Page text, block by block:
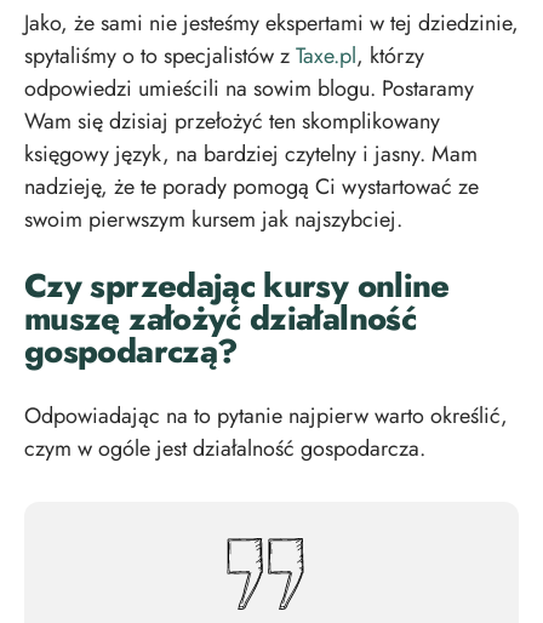
Jako, że sami nie jesteśmy ekspertami w tej dziedzinie,
spytaliśmy o to specjalistów zTaxe.pl, którzy
odpowiedzi umieścili na sowim blogu. Postaramy
Wam się dzisiaj przełożyć ten skomplikowany
księgowy język, na bardziej czytelny i jasny. Mam
nadzieję, że te porady pomogą Ci wystartować ze
swoim pierwszym kursem jak najszybciej.
Czy sprzedając kursy online
muszę założyć działalność
gospodarczą?
Odpowiadając na to pytanie najpierw warto określić,
czym w ogóle jest działalność gospodarcza.